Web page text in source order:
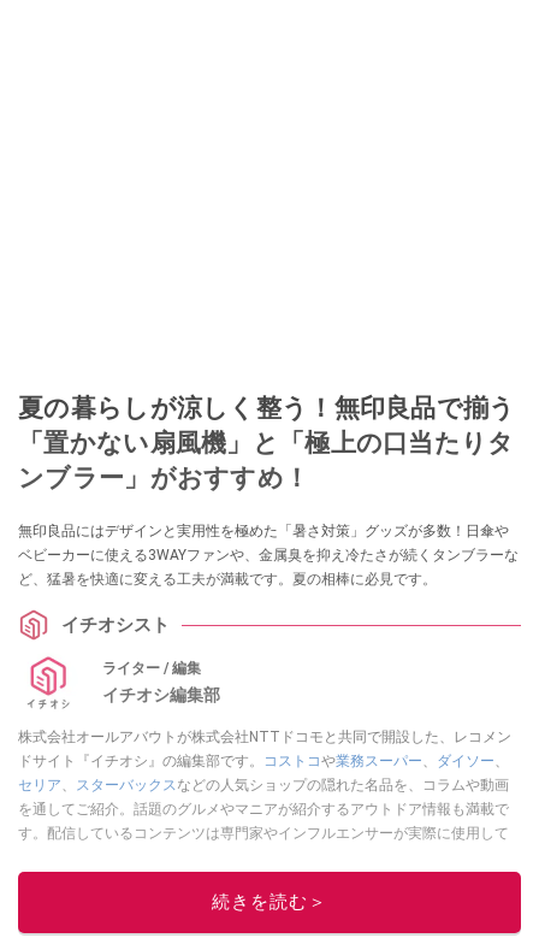
夏の暮らしが涼しく整う！無印良品で揃う
「置かない扇風機」と「極上の口当たりタ
ンブラー」がおすすめ！
無印良品にはデザインと実用性を極めた「暑さ対策」グッズが多数！日傘や
ベビーカーに使える3WAYファンや、金属臭を抑え冷たさが続くタンブラーな
ど、猛暑を快適に変える工夫が満載です。夏の相棒に必見です。
イチオシスト
ライター / 編集
イチオシ編集部
株式会社オールアバウトが株式会社NTTドコモと共同で開設した、レコメン
ドサイト『イチオシ』の編集部です。
コストコや業務スーパー、 ダイソー、
セリア、 スターバックスなどの人気ショップの隠れた名品を、コラムや動画
を通してご紹介。話題のグルメやマニアが紹介するアウトドア情報も満載で
す。配信しているコンテンツは専門家やインフルエンサーが実際に使用して
ニュースでフォロー
続きを読む＞